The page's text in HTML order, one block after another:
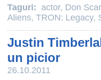
Taguri: actor, Don
Aliens, TRON: Legacy,
Justin
un picior
26.10.2011